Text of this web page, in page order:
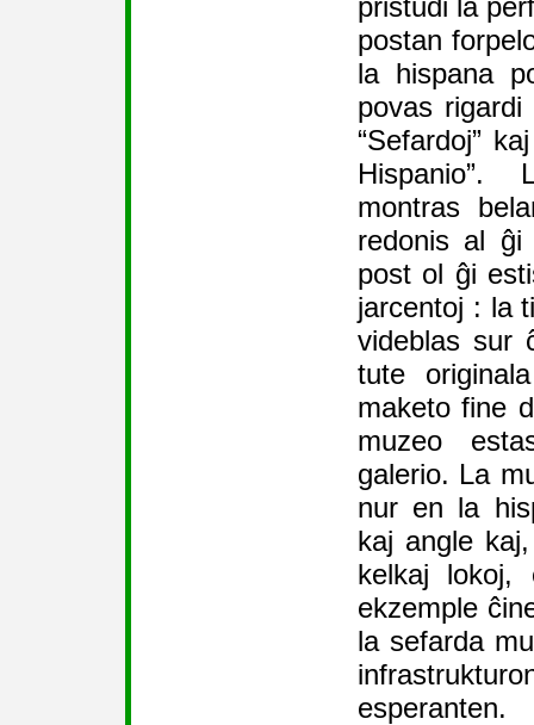
postan
la hispana
povas rigardi
“Sefardoj”
Hispanio”.
montras
redonis al ĝi
post ol ĝi
jarcentoj : la
videblas sur
tute
maketo fine
muzeo
galerio. La
nur en la
kaj angle
kelkaj
ekzemple
la sefarda
esperanten.